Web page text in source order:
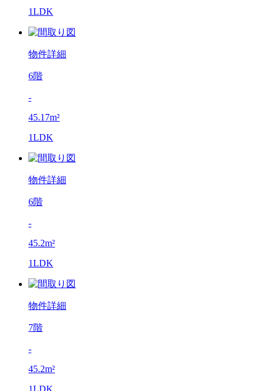
1LDK
物件詳細
6階
-
45.17m²
1LDK
物件詳細
6階
-
45.2m²
1LDK
物件詳細
7階
-
45.2m²